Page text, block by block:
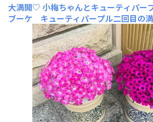
大満開♡ 小梅ちゃんとキューティパ
ブーケ キューティパープル二回目の
ューティパープルが大成功で嬉しいな
愛くて記念に更新🆙いつも粘りすぎて
気をつけないと、、✂️サフィニアアー
目の満開も素敵すぎる🥰小梅ちゃんは